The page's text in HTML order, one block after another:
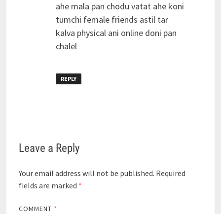
ahe mala pan chodu vatat ahe koni
tumchi female friends astil tar
kalva physical ani online doni pan
chalel
REPLY
Leave a Reply
Your email address will not be published. Required
fields are marked *
COMMENT *